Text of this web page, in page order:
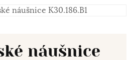
náušnice